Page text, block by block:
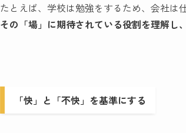
たとえば、学校は勉強をするため、会社
その「場」に期待されている役割を理解し
「快」と「不快」を基準にする